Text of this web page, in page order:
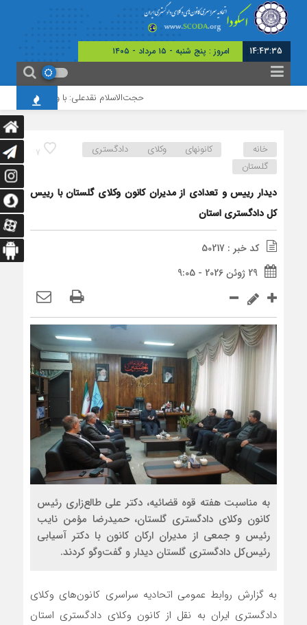
14:43:36 امروز : پنج شنبه - ۱۵ مرداد - ۱۴۰۵
حجت‌الاسلام نقدعلی: با وجود افزایش
7 خانه
کانونهای وکلای دادگستری
گلستان
دیدار رییس و تعدادی از مدیران کانون وکلای گلستان با رییس
کل دادگستری استان
کد خبر : 50217
29 ژوئن 2026 - 9:05
به مناسبت هفته قوه قضائیه، دکتر علی طالع‌زاری رئیس
کانون وکلای دادگستری گلستان، حمیدرضا مؤمن نایب‌
رئیس و جمعی از مدیران ارکان کانون با دکتر آسیابی
رئیس‌کل دادگستری گلستان دیدار و گفت‌وگو کردند.
به گزارش روابط عمومی اتحادیه سراسری کانون‌های وکلای
دادگستری ایران به نقل از کانون وکلای دادگستری استان